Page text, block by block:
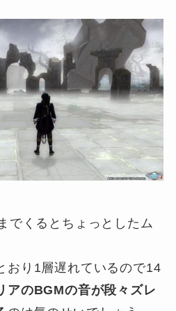
でくるとちょっとしたム
おり1層遅れているので14
アのBGMの音が段々ズレ